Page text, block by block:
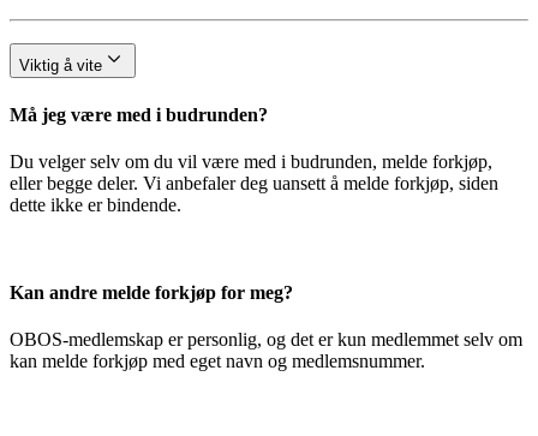
Viktig å vite
Må jeg være med i budrunden?
Du velger selv om du vil være med i budrunden, melde forkjøp,
eller begge deler. Vi anbefaler deg uansett å melde forkjøp, siden
dette ikke er bindende.
Kan andre melde forkjøp for meg?
OBOS-medlemskap er personlig, og det er kun medlemmet selv om
kan melde forkjøp med eget navn og medlemsnummer.